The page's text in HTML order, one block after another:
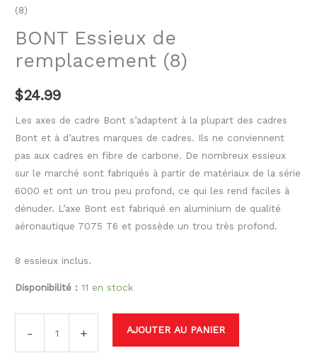
(8)
BONT Essieux de
remplacement (8)
$24.99
Les axes de cadre Bont s’adaptent à la plupart des cadres
Bont et à d’autres marques de cadres. Ils ne conviennent
pas aux cadres en fibre de carbone. De nombreux essieux
sur le marché sont fabriqués à partir de matériaux de la série
6000 et ont un trou peu profond, ce qui les rend faciles à
dénuder. L’axe Bont est fabriqué en aluminium de qualité
aéronautique 7075 T6 et possède un trou très profond.
8 essieux inclus.
Disponibilité : 11 en stock
- + AJOUTER AU PANIER